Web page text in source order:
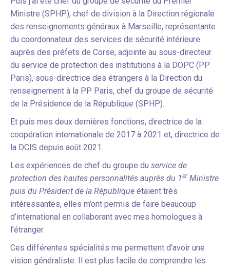
Ministre (SPHP), chef de division à la Direction régionale
des renseignements généraux à Marseille, représentante
du coordonnateur des services de sécurité intérieure
auprès des préfets de Corse, adjointe au sous-directeur
du service de protection des institutions à la DOPC (PP
Paris), sous-directrice des étrangers à la Direction du
renseignement à la PP Paris, chef du groupe de sécurité
de la Présidence de la République (SPHP).
Et puis mes deux dernières fonctions, directrice de la
coopération internationale de 2017 à 2021 et, directrice de
la DCIS depuis août 2021.
Les expériences de chef du groupe du service de
protection des hautes personnalités auprès du 1erMinistre
puis du Président de la République étaient très
intéressantes, elles m’ont permis de faire beaucoup
d’international en collaborant avec mes homologues à
l’étranger.
Ces différentes spécialités me permettent d’avoir une
vision généraliste. Il est plus facile de comprendre les